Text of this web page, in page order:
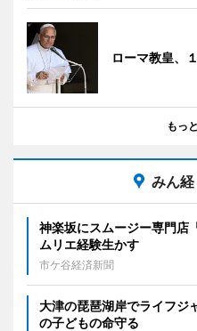
ローマ教皇、
もっ
みん
神楽坂にスムージー専門店
ムリエ経験生かす
市ケ谷経済新聞
大津の琵琶湖岸でライフ
の子どもの命守る